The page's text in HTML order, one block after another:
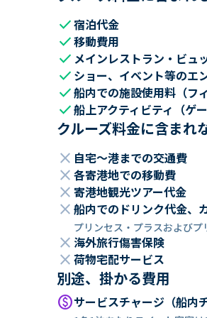
check宿泊代金
check移動費用
check メインレストラン・ビュ
check ショー、イベント等のエ
check船内での施設使用料（フ
check船上アクティビティ（ゲ
クルーズ料金に含まれ
close 自宅～港までの交通費
close 各寄港地での移動費
close 寄港地観光ツアー代金
close 船内でのドリンク代金、
プリンセス・プラスおよびプ
close 海外旅行傷害保険
close 荷物宅配サービス
別途、掛かる費用
paidサービスチャージ（船内